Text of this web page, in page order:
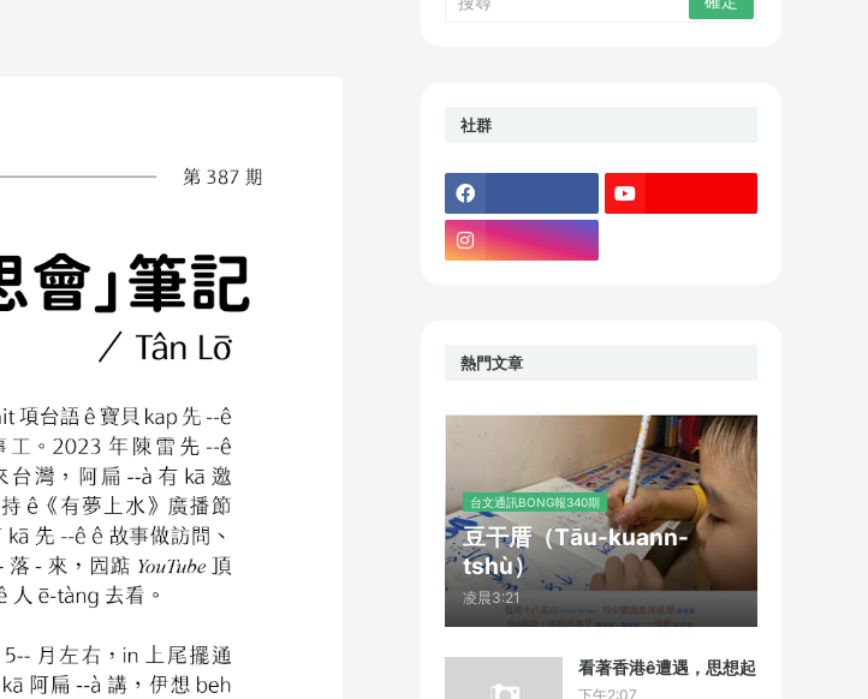
社群
熱門文章
台文通訊BONG報340期
豆干厝（Tāu-kuann-
tshù）
凌晨3:21
看著香港ê遭遇，思想起
下午2:07